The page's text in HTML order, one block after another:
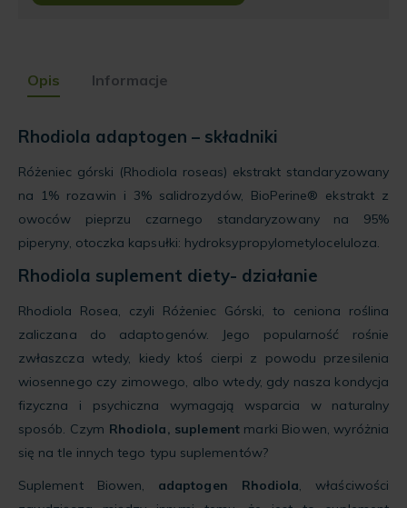
to
for
this
Opis Informacje
Rhodiola adaptogen – składniki
Różeniec górski (Rhodiola roseas) ekstrakt standaryzowany
na 1% rozawin i 3% salidrozydów, BioPerine® ekstrakt z
owoców pieprzu czarnego standaryzowany na 95%
piperyny, otoczka kapsułki: hydroksypropylometyloceluloza.
Rhodiola suplement diety- działanie
Rhodiola Rosea, czyli Różeniec Górski, to ceniona roślina
zaliczana do adaptogenów. Jego popularność rośnie
zwłaszcza wtedy, kiedy ktoś cierpi z powodu przesilenia
wiosennego czy zimowego, albo wtedy, gdy nasza kondycja
fizyczna i psychiczna wymagają wsparcia w naturalny
sposób. Czym Rhodiola, suplementmarki Biowen, wyróżnia
się na tle innych tego typu suplementów?
Suplement Biowen, adaptogen Rhodiola, właściwości